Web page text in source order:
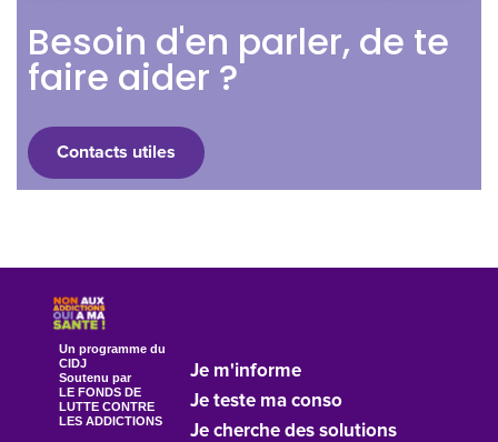
Besoin d'en parler, de te
faire aider ?
Contacts utiles
Un programme du
CIDJ
Soutenu par
LE FONDS DE
LUTTE CONTRE
LES ADDICTIONS
Je m'informe
Je teste ma conso
Je cherche des solutions